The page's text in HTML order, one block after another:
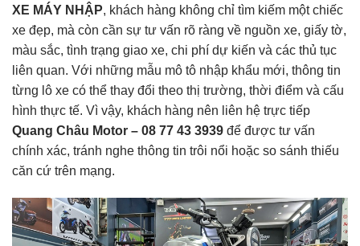
XE MÁY NHẬP, khách hàng không chỉ tìm kiếm một chiếc
xe đẹp, mà còn cần sự tư vấn rõ ràng về nguồn xe, giấy tờ,
màu sắc, tình trạng giao xe, chi phí dự kiến và các thủ tục
liên quan. Với những mẫu mô tô nhập khẩu mới, thông tin
từng lô xe có thể thay đổi theo thị trường, thời điểm và cấu
hình thực tế. Vì vậy, khách hàng nên liên hệ trực tiếp
Quang Châu Motor – 08 77 43 3939 để được tư vấn
chính xác, tránh nghe thông tin trôi nổi hoặc so sánh thiếu
căn cứ trên mạng.